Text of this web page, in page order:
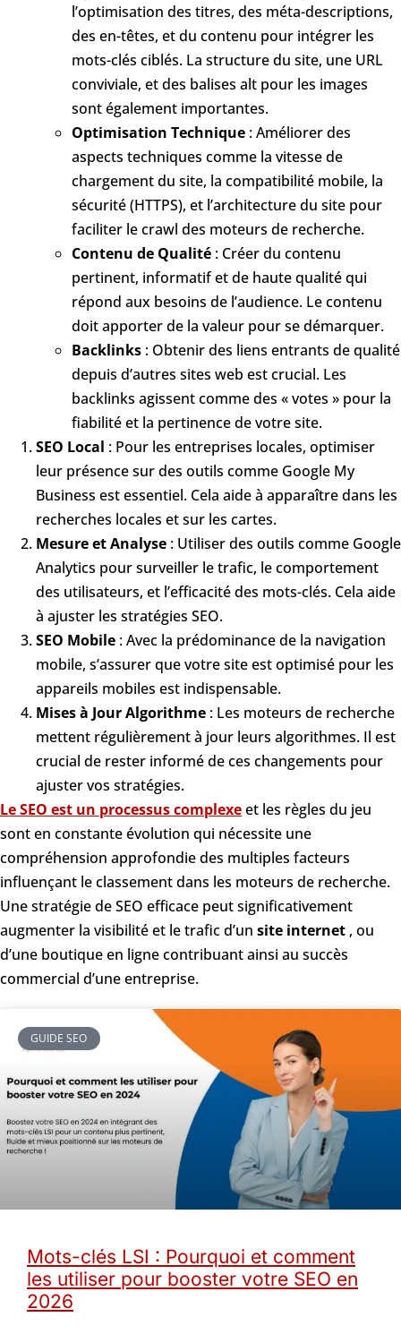
l’optimisation des titres, des méta-descriptions,
des en-têtes, et du contenu pour intégrer les
mots-clés ciblés. La structure du site, une URL
conviviale, et des balises alt pour les images
sont également importantes.
Optimisation Technique : Améliorer des
aspects techniques comme la vitesse de
chargement du site, la compatibilité mobile, la
sécurité (HTTPS), et l’architecture du site pour
faciliter le crawl des moteurs de recherche.
Contenu de Qualité : Créer du contenu
pertinent, informatif et de haute qualité qui
répond aux besoins de l’audience. Le contenu
doit apporter de la valeur pour se démarquer.
Backlinks : Obtenir des liens entrants de qualité
depuis d’autres sites web est crucial. Les
backlinks agissent comme des « votes » pour la
fiabilité et la pertinence de votre site.
SEO Local : Pour les entreprises locales, optimiser
leur présence sur des outils comme Google My
Business est essentiel. Cela aide à apparaître dans les
recherches locales et sur les cartes.
Mesure et Analyse : Utiliser des outils comme Google
Analytics pour surveiller le trafic, le comportement
des utilisateurs, et l’efficacité des mots-clés. Cela aide
à ajuster les stratégies SEO.
SEO Mobile : Avec la prédominance de la navigation
mobile, s’assurer que votre site est optimisé pour les
appareils mobiles est indispensable.
Mises à Jour Algorithme : Les moteurs de recherche
mettent régulièrement à jour leurs algorithmes. Il est
crucial de rester informé de ces changements pour
ajuster vos stratégies.
Le SEO est un processus complexeet les règles du jeu
sont en constante évolution qui nécessite une
compréhension approfondie des multiples facteurs
influençant le classement dans les moteurs de recherche.
Une stratégie de SEO efficace peut significativement
augmenter la visibilité et le trafic d’un site internet , ou
d’une boutique en ligne contribuant ainsi au succès
commercial d’une entreprise.
GUIDE SEO
Mots-clés LSI : Pourquoi et comment
les utiliser pour booster votre SEO en
2026